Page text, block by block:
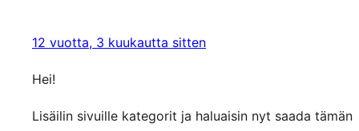
12 vuotta, 3 kuukautta sitten
Hei!
Lisäilin sivuille kategorit ja haluaisin nyt saada tämän